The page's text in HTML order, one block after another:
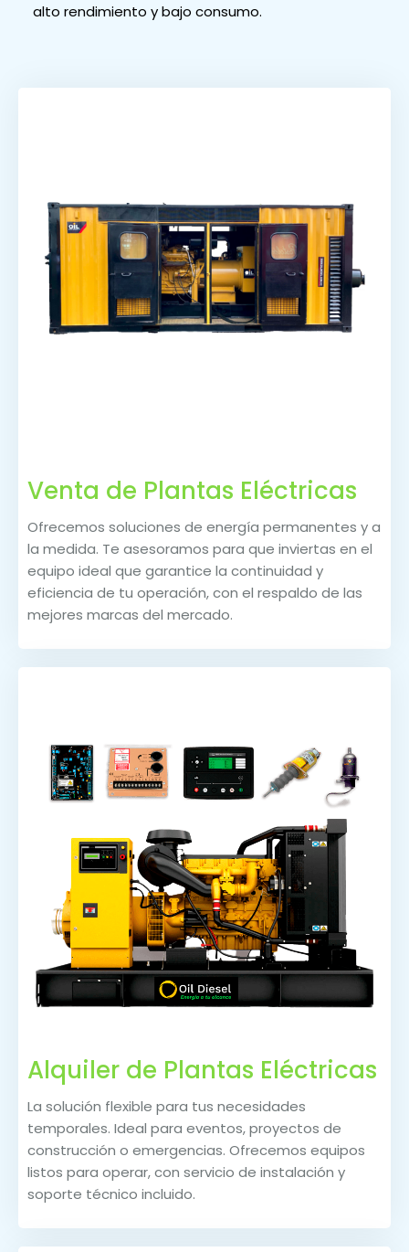
alto rendimiento y bajo consumo.
Venta de Plantas Eléctricas
Ofrecemos soluciones de energía permanentes y a
la medida. Te asesoramos para que inviertas en el
equipo ideal que garantice la continuidad y
eficiencia de tu operación, con el respaldo de las
mejores marcas del mercado.
Alquiler de Plantas Eléctricas
La solución flexible para tus necesidades
temporales. Ideal para eventos, proyectos de
construcción o emergencias. Ofrecemos equipos
listos para operar, con servicio de instalación y
soporte técnico incluido.